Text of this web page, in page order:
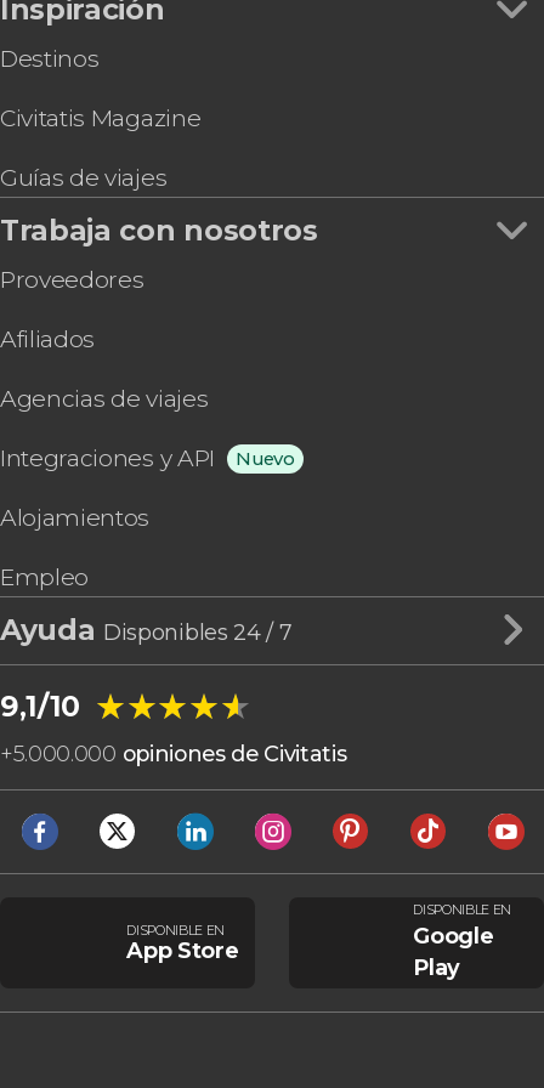
Inspiración
Destinos
Civitatis Magazine
Guías de viajes
Trabaja con nosotros
Proveedores
Afiliados
Agencias de viajes
Integraciones y API Nuevo
Alojamientos
Empleo
Ayuda Disponibles 24 / 7
9,1/10 ★★★★★
★★★★★
+5.000.000 opiniones de Civitatis
DISPONIBLE EN
App Store
DISPONIBLE EN
Google
Play